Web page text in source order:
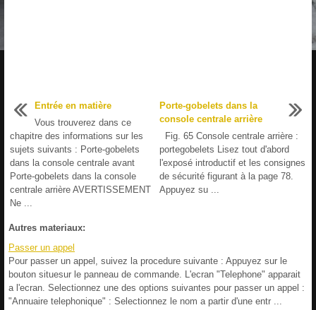
Entrée en matière
Vous trouverez dans ce
chapitre des informations sur les
sujets suivants : Porte-gobelets
dans la console centrale avant
Porte-gobelets dans la console
centrale arrière AVERTISSEMENT
Ne ...
Porte-gobelets dans la
console centrale arrière
Fig. 65 Console centrale arrière :
portegobelets Lisez tout d'abord
l'exposé introductif et les consignes
de sécurité figurant à la page 78.
Appuyez su ...
Autres materiaux:
Passer un appel
Pour passer un appel, suivez la procedure suivante : Appuyez sur le
bouton situesur le panneau de commande. L'ecran "Telephone" apparait
a l'ecran. Selectionnez une des options suivantes pour passer un appel :
"Annuaire telephonique" : Selectionnez le nom a partir d'une entr ...